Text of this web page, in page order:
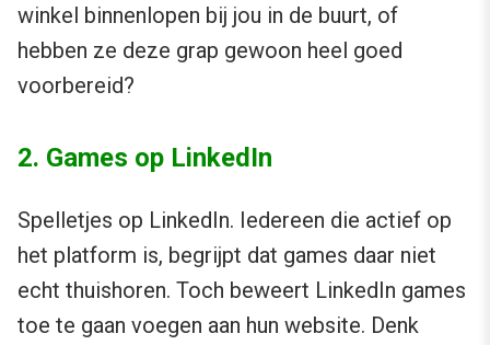
winkel binnenlopen bij jou in de buurt, of
hebben ze deze grap gewoon heel goed
voorbereid?
2. Games op LinkedIn
Spelletjes op LinkedIn. Iedereen die actief op
het platform is, begrijpt dat games daar niet
echt thuishoren. Toch beweert LinkedIn games
toe te gaan voegen aan hun website. Denk